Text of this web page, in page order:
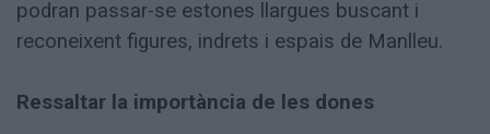
podran passar-se estones llargues buscant i
reconeixent figures, indrets i espais de Manlleu.
Ressaltar la importància de les dones